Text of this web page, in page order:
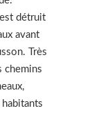
détruit
avant
Très
chemins